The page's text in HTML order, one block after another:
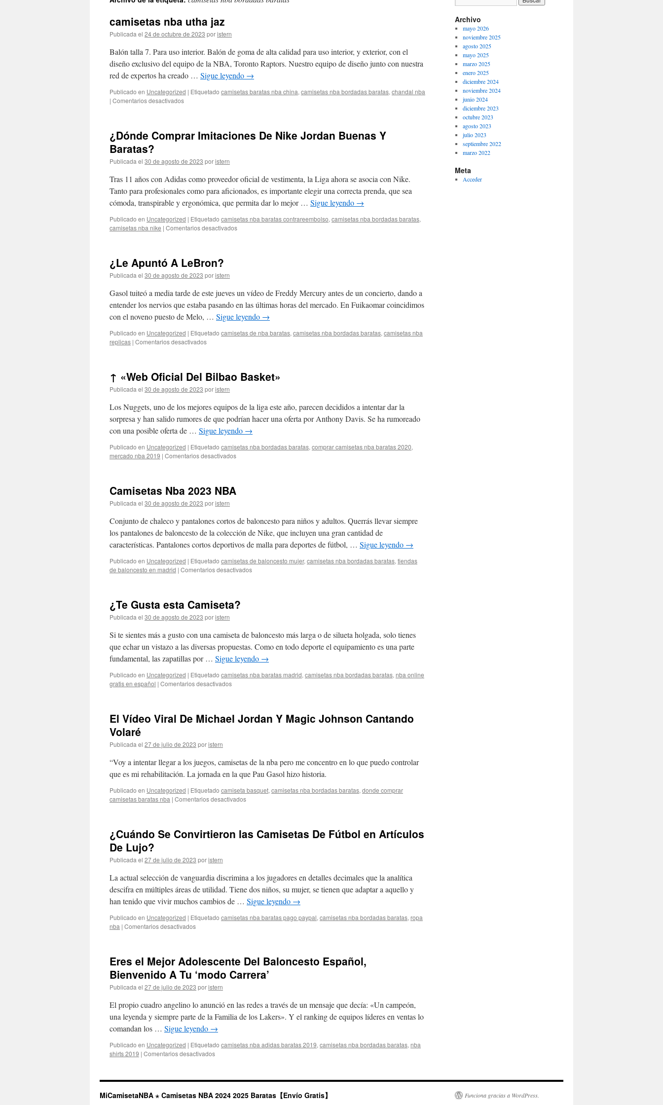
contenido
camisetas nba utha jaz
Publicada el 24 de octubre de 2023 poristern
Balón talla 7. Para uso interior. Balón de goma de alta calidad para uso interior, y exterior, con el
diseño exclusivo del equipo de la NBA, Toronto Raptors. Nuestro equipo de diseño junto con nuestra
red de expertos ha creado … Sigue leyendo →
Publicado en Uncategorized | Etiquetado camisetas baratas nba china, camisetas nba bordadas baratas, chandal nba
| Comentarios desactivadosen
jaz
¿Dónde Comprar Imitaciones De Nike Jordan Buenas Y
Baratas?
Publicada el 30 de agosto de 2023 poristern
Tras 11 años con Adidas como proveedor oficial de vestimenta, la Liga ahora se asocia con Nike.
Tanto para profesionales como para aficionados, es importante elegir una correcta prenda, que sea
cómoda, transpirable y ergonómica, que permita dar lo mejor … Sigue leyendo →
Publicado en Uncategorized | Etiquetado camisetas nba baratas contrareembolso, camisetas nba bordadas baratas,
camisetas nba nike | Comentarios desactivadosen
Buenas
Y
Baratas?
¿Le Apuntó A LeBron?
Publicada el 30 de agosto de 2023 poristern
Gasol tuiteó a media tarde de este jueves un vídeo de Freddy Mercury antes de un concierto, dando a
entender los nervios que estaba pasando en las últimas horas del mercado. En Fuikaomar coincidimos
con el noveno puesto de Melo, … Sigue leyendo →
Publicado en Uncategorized | Etiquetado camisetas de nba baratas, camisetas nba bordadas baratas, camisetas nba
replicas | Comentarios desactivadosen
LeBron?
↑ «Web Oficial Del Bilbao Basket»
Publicada el 30 de agosto de 2023 poristern
Los Nuggets, uno de los mejores equipos de la liga este año, parecen decididos a intentar dar la
sorpresa y han salido rumores de que podrían hacer una oferta por Anthony Davis. Se ha rumoreado
con una posible oferta de … Sigue leyendo →
Publicado en Uncategorized | Etiquetado camisetas nba bordadas baratas, comprar camisetas nba baratas 2020,
mercado nba 2019 | Comentarios desactivadosen
Camisetas Nba 2023 NBA
Publicada el 30 de agosto de 2023 poristern
Conjunto de chaleco y pantalones cortos de baloncesto para niños y adultos. Querrás llevar siempre
los pantalones de baloncesto de la colección de Nike, que incluyen una gran cantidad de
características. Pantalones cortos deportivos de malla para deportes de fútbol, … Sigue leyendo →
Publicado en Uncategorized | Etiquetado camisetas de baloncesto mujer, camisetas nba bordadas baratas, tiendas
de baloncesto en madrid | Comentarios desactivadosen
¿Te Gusta esta Camiseta?
Publicada el 30 de agosto de 2023 poristern
Si te sientes más a gusto con una camiseta de baloncesto más larga o de silueta holgada, solo tienes
que echar un vistazo a las diversas propuestas. Como en todo deporte el equipamiento es una parte
fundamental, las zapatillas por … Sigue leyendo →
Publicado en Uncategorized | Etiquetado camisetas nba baratas madrid, camisetas nba bordadas baratas, nba online
gratis en español | Comentarios desactivadosen
Camiseta?
El Vídeo Viral De Michael Jordan Y Magic Johnson Cantando
Volaré
Publicada el 27 de julio de 2023 poristern
“Voy a intentar llegar a los juegos, camisetas de la nba pero me concentro en lo que puedo controlar
que es mi rehabilitación. La jornada en la que Pau Gasol hizo historia.
Publicado en Uncategorized | Etiquetado camiseta basquet, camisetas nba bordadas baratas, donde comprar
camisetas baratas nba | Comentarios desactivadosen
De
Johnson
Cantando
¿Cuándo Se Convirtieron las Camisetas De Fútbol en Artículos
De Lujo?
Publicada el 27 de julio de 2023 poristern
La actual selección de vanguardia discrimina a los jugadores en detalles decimales que la analítica
descifra en múltiples áreas de utilidad. Tiene dos niños, su mujer, se tienen que adaptar a aquello y
han tenido que vivir muchos cambios de … Sigue leyendo →
Publicado en Uncategorized | Etiquetado camisetas nba baratas pago paypal, camisetas nba bordadas baratas, ropa
nba | Comentarios desactivadosen
las
Camisetas
De
Fútbol
Artículos
De
Eres el Mejor Adolescente Del Baloncesto Español,
Bienvenido A Tu ‘modo Carrera’
Publicada el 27 de julio de 2023 poristern
El propio cuadro angelino lo anunció en las redes a través de un mensaje que decía: «Un campeón,
una leyenda y siempre parte de la Familia de los Lakers». Y el ranking de equipos líderes en ventas lo
comandan los … Sigue leyendo →
Publicado en Uncategorized | Etiquetado camisetas nba adidas baratas 2019, camisetas nba bordadas baratas, nba
shirts 2019 | Comentarios desactivadosen
Mejor
Del
Archivo
mayo 2026
noviembre 2025
agosto 2025
mayo 2025
marzo 2025
enero 2025
diciembre 2024
noviembre 2024
junio 2024
diciembre 2023
octubre 2023
agosto 2023
julio 2023
septiembre 2022
marzo 2022
Meta
Acceder
MiCamisetaNBA ⋆ Camisetas NBA 2024 2025 Baratas【Envío Gratis】 Funciona gracias a WordPress.